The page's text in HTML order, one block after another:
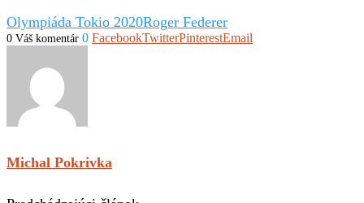
Olympiáda Tokio 2020Roger Federer
0 Váš komentár 0 FacebookTwitterPinterestEmail
Michal Pokrivka